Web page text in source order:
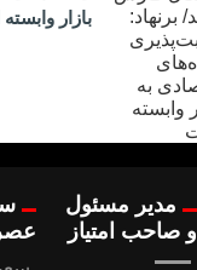
بازار
مدیر مسئول
و صاحب امتیاز